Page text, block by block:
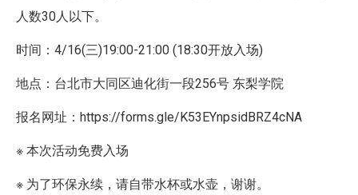
人数30人以下。
时间：4/16(三)19:00-21:00 (18:30开放入场)
地点：台北市大同区迪化街一段256号 东梨学院
报名网址：https://forms.gle/K53EYnpsidBRZ4cNA
※ 本次活动免费入场
※ 为了环保永续，请自带水杯或水壶，谢谢。